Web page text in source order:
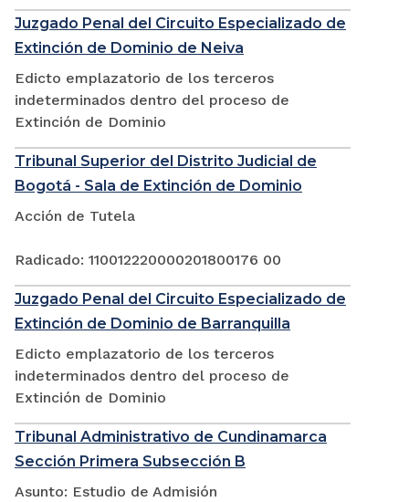
Juzgado Penal del Circuito Especializado de
Extinción de Dominio de Neiva
Edicto emplazatorio de los terceros
indeterminados dentro del proceso de
Extinción de Dominio
Tribunal Superior del Distrito Judicial de
Bogotá - Sala de Extinción de Dominio
Acción de Tutela
Radicado: 110012220000201800176 00
Juzgado Penal del Circuito Especializado de
Extinción de Dominio de Barranquilla
Edicto emplazatorio de los terceros
indeterminados dentro del proceso de
Extinción de Dominio
Tribunal Administrativo de Cundinamarca
Sección Primera Subsección B
Asunto: Estudio de Admisión